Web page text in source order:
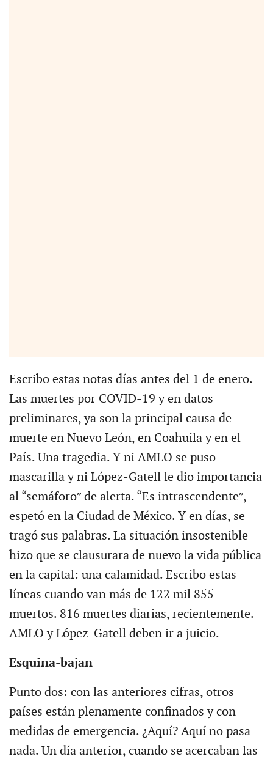
Escribo estas notas días antes del 1 de enero.
Las muertes por COVID-19 y en datos
preliminares, ya son la principal causa de
muerte en Nuevo León, en Coahuila y en el
País. Una tragedia. Y ni AMLO se puso
mascarilla y ni López-Gatell le dio importancia
al “semáforo” de alerta. “Es intrascendente”,
espetó en la Ciudad de México. Y en días, se
tragó sus palabras. La situación insostenible
hizo que se clausurara de nuevo la vida pública
en la capital: una calamidad. Escribo estas
líneas cuando van más de 122 mil 855
muertos. 816 muertes diarias, recientemente.
AMLO y López-Gatell deben ir a juicio.
Esquina-bajan
Punto dos: con las anteriores cifras, otros
países están plenamente confinados y con
medidas de emergencia. ¿Aquí? Aquí no pasa
nada. Un día anterior, cuando se acercaban las